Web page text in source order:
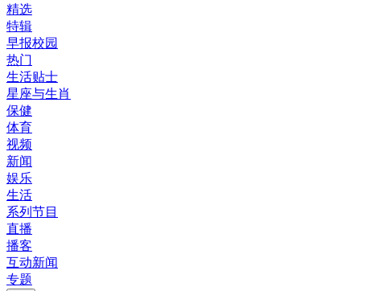
精选
特辑
早报校园
热门
生活贴士
星座与生肖
保健
体育
视频
新闻
娱乐
生活
系列节目
直播
播客
互动新闻
专题